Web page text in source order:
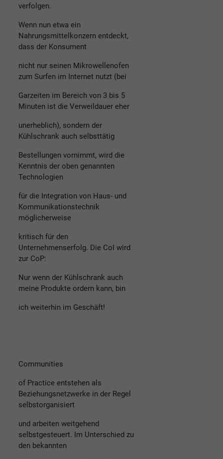
verfolgen.
Wenn nun etwa ein
Nahrungsmittelkonzern entdeckt,
dass der Konsument
nicht nur seinen Mikrowellenofen
zum Surfen im Internet nutzt (bei
Garzeiten im Bereich von 3 bis 5
Minuten ist die Verweildauer eher
unerheblich), sondern der
Kühlschrank auch selbsttätig
Bestellungen vornimmt, wird die
Kenntnis der oben genannten
Technologien
für die Integration von Haus- und
Kommunikationstechnik
möglicherweise
kritisch für den
Unternehmenserfolg. Die CoI wird
zur CoP:
Nur wenn der Kühlschrank auch
meine Produkte ordern kann, bin
ich weiterhin im Geschäft!
Communities
of Practice entstehen als
Beziehungsnetzwerke in der Regel
selbstorganisiert
und arbeiten weitgehend
selbstgesteuert. Im Unterschied zu
den bekannten